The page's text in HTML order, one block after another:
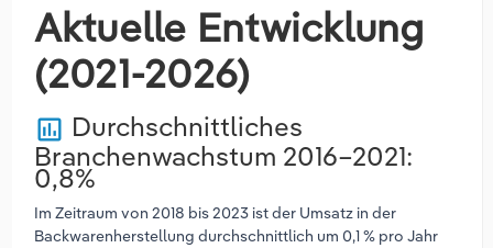
Aktuelle Entwicklung
(2021-2026)
poll Durchschnittliches
Branchenwachstum 2016–2021:
0,8%
Im Zeitraum von 2018 bis 2023 ist der Umsatz in der
Backwarenherstellung durchschnittlich um 0,1 % pro Jahr